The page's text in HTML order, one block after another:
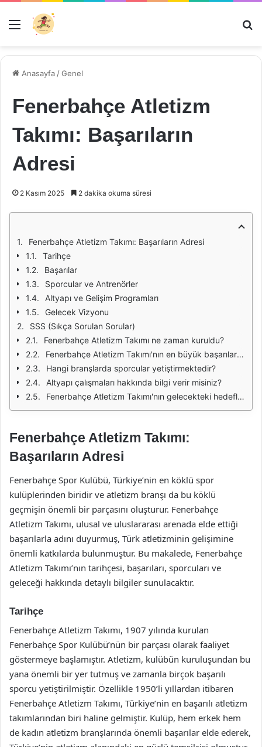
Menü
Anasayfa /Genel
Fenerbahçe Atletizm
Takımı: Başarıların
Adresi
2 Kasım 2025 2 dakika okuma süresi
Fenerbahçe Atletizm Takımı: Başarıların Adresi
Tarihçe
Başarılar
Sporcular ve Antrenörler
Altyapı ve Gelişim Programları
Gelecek Vizyonu
SSS (Sıkça Sorulan Sorular)
Fenerbahçe Atletizm Takımı ne zaman kuruldu?
Fenerbahçe Atletizm Takımı'nın en büyük başarıları nelerdir?
Hangi branşlarda sporcular yetiştirmektedir?
Altyapı çalışmaları hakkında bilgi verir misiniz?
Fenerbahçe Atletizm Takımı'nın gelecekteki hedefleri nelerdir?
Fenerbahçe Atletizm Takımı:
Başarıların Adresi
Fenerbahçe Spor Kulübü, Türkiye’nin en köklü spor
kulüplerinden biridir ve atletizm branşı da bu köklü
geçmişin önemli bir parçasını oluşturur. Fenerbahçe
Atletizm Takımı, ulusal ve uluslararası arenada elde ettiği
başarılarla adını duyurmuş, Türk atletizminin gelişimine
önemli katkılarda bulunmuştur. Bu makalede, Fenerbahçe
Atletizm Takımı’nın tarihçesi, başarıları, sporcuları ve
geleceği hakkında detaylı bilgiler sunulacaktır.
Tarihçe
Fenerbahçe Atletizm Takımı, 1907 yılında kurulan
Fenerbahçe Spor Kulübü’nün bir parçası olarak faaliyet
göstermeye başlamıştır. Atletizm, kulübün kuruluşundan bu
yana önemli bir yer tutmuş ve zamanla birçok başarılı
sporcu yetiştirilmiştir. Özellikle 1950’li yıllardan itibaren
Fenerbahçe Atletizm Takımı, Türkiye’nin en başarılı atletizm
takımlarından biri haline gelmiştir. Kulüp, hem erkek hem
de kadın atletizm branşlarında önemli başarılar elde ederek,